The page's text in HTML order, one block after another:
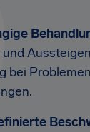
und
bei